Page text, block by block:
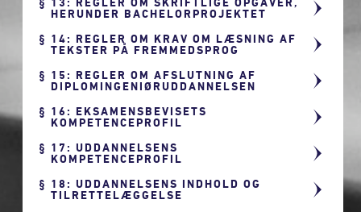
HERUNDER BACHELORPROJEKTET
14: REGLER OM KRAV OM LÆSNING AF
TEKSTER PÅ FREMMEDSPROG
15: REGLER OM AFSLUTNING AF
DIPLOMINGENIØRUDDANNELSEN
16: EKSAMENSBEVISETS
KOMPETENCEPROFIL
17: UDDANNELSENS
KOMPETENCEPROFIL
18: UDDANNELSENS INDHOLD OG
TILRETTELÆGGELSE